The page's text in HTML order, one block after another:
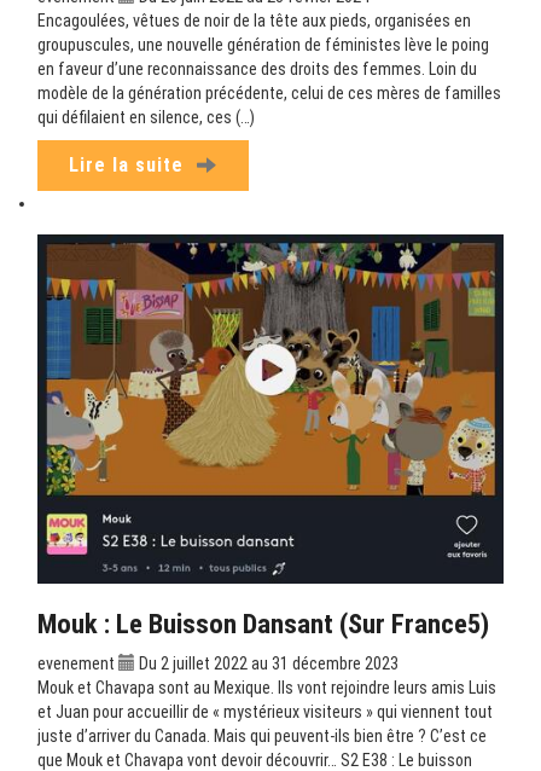
Encagoulées, vêtues de noir de la tête aux pieds, organisées en
groupuscules, une nouvelle génération de féministes lève le poing
en faveur d’une reconnaissance des droits des femmes. Loin du
modèle de la génération précédente, celui de ces mères de familles
qui défilaient en silence, ces (…)
Lire la suite
Mouk : Le Buisson Dansant (sur France5)
evenement
Du 2 juillet 2022 au 31 décembre 2023
Mouk et Chavapa sont au Mexique. Ils vont rejoindre leurs amis Luis
et Juan pour accueillir de « mystérieux visiteurs » qui viennent tout
juste d’arriver du Canada. Mais qui peuvent-ils bien être ? C’est ce
que Mouk et Chavapa vont devoir découvrir… S2 E38 : Le buisson